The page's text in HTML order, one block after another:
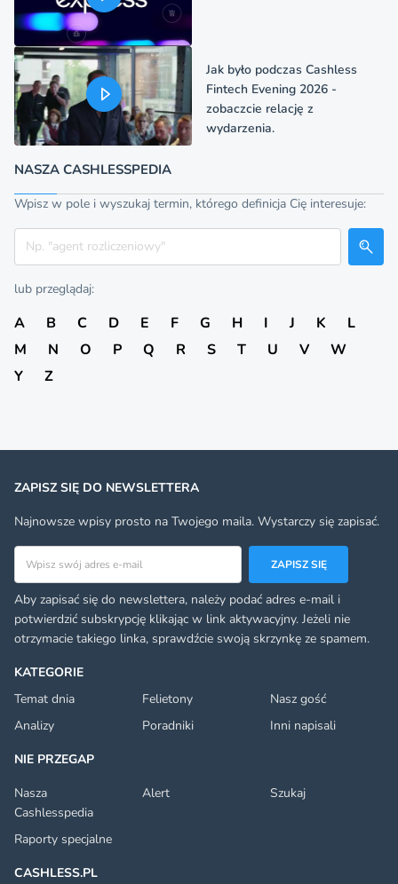
Jak było podczas Cashless
Fintech Evening 2026 -
zobaczcie relację z
wydarzenia.
NASZA CASHLESSPEDIA
Wpisz w pole i wyszukaj termin, którego definicja Cię interesuje:
Szukaj
lub przeglądaj:
A B C D E F G H I J K
L
M
N O P Q R S T U V
W
Y
Z
KATEGORIE
Temat dnia
Felietony
Nasz gość
Analizy
Poradniki
Inni napisali
NIE PRZEGAP
Nasza
Cashlesspedia
Alert Szukaj
Raporty specjalne
CASHLESS.PL
ZAPISZ SIĘ DO NEWSLETTERA
Najnowsze wpisy prosto na Twojego maila. Wystarczy się zapisać.
ZAPISZ SIĘ
Aby zapisać się do newslettera, należy podać adres e-mail i
potwierdzić subskrypcję klikając w link aktywacyjny. Jeżeli nie
otrzymacie takiego linka, sprawdźcie swoją skrzynkę ze spamem.